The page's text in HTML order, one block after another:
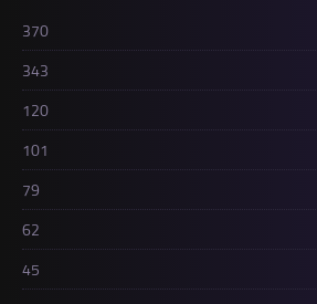
370
343
120
101
79
62
45